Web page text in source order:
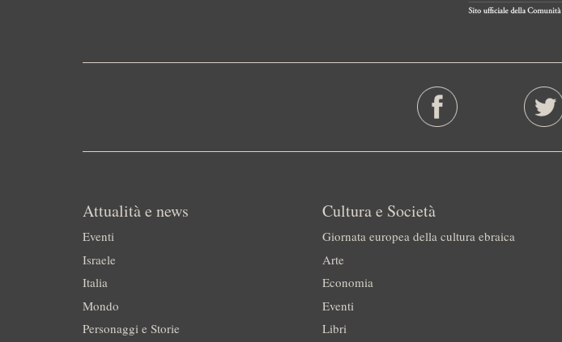
Attualità e news
Eventi
Israele
Italia
Mondo
Personaggi e Storie
Cultura e Società
Giornata europea della cultura ebraica
Arte
Economia
Eventi
Libri